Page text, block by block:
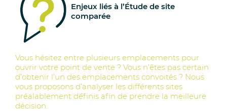
Enjeux liés à l’Étude de site
comparée
Vous hésitez entre plusieurs emplacements pour
ouvrir votre point de vente ? Vous n’êtes pas certain
d’obtenir l’un des emplacements convoités ? Nous
vous proposons d’analyser les différents sites
préalablement définis afin de prendre la meilleure
décision.